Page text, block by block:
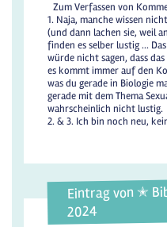
Zum Verfassen von
1. Naja, manche wissen
(und dann lachen sie, weil
finden es selber lustig ...
würde nicht sagen, dass
es kommt immer auf den
was du gerade in Biologie
gerade mit dem Thema
wahrscheinlich nicht lustig.
2. & 3. Ich bin noch neu,
Eintrag von ✭
2024